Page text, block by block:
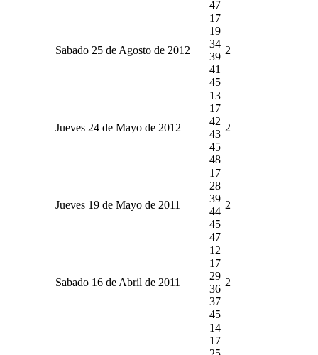
47
Sabado 25 de Agosto de 2012
17
19
34
39
41
45
2
Jueves 24 de Mayo de 2012
13
17
42
43
45
48
2
Jueves 19 de Mayo de 2011
17
28
39
44
45
47
2
Sabado 16 de Abril de 2011
12
17
29
36
37
45
2
14
17